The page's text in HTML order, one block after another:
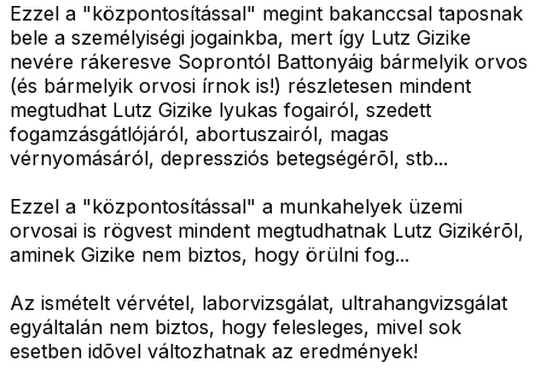
Ezzel a "központosítással" megint bakanccsal taposnak
bele a személyiségi jogainkba, mert így Lutz Gizike
nevére rákeresve Soprontól Battonyáig bármelyik orvos
(és bármelyik orvosi írnok is!) részletesen mindent
megtudhat Lutz Gizike lyukas fogairól, szedett
fogamzásgátlójáról, abortuszairól, magas
vérnyomásáról, depressziós betegségérõl, stb...
Ezzel a "központosítással" a munkahelyek üzemi
orvosai is rögvest mindent megtudhatnak Lutz Gizikérõl,
aminek Gizike nem biztos, hogy örülni fog...
Az ismételt vérvétel, laborvizsgálat, ultrahangvizsgálat
egyáltalán nem biztos, hogy felesleges, mivel sok
esetben idõvel változhatnak az eredmények!